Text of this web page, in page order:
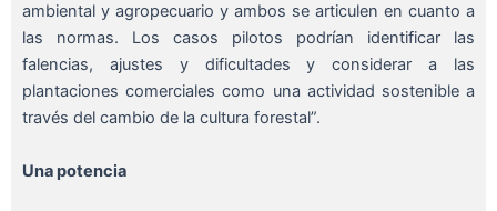
ambiental y agropecuario y ambos se articulen en cuanto a
las normas. Los casos pilotos podrían identificar las
falencias, ajustes y dificultades y considerar a las
plantaciones comerciales como una actividad sostenible a
través del cambio de la cultura forestal”.
Una potencia